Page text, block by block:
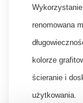
renomowana
kolorze
ścieranie i
użytkowania.